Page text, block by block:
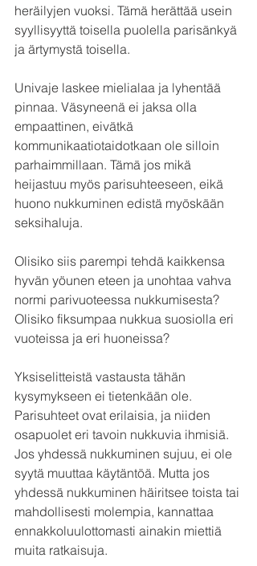
heräilyjen vuoksi. Tämä herättää usein
syyllisyyttä toisella puolella parisänkyä
ja ärtymystä toisella.
Univaje laskee mielialaa ja lyhentää
pinnaa. Väsyneenä ei jaksa olla
empaattinen, eivätkä
kommunikaatiotaidotkaan ole silloin
parhaimmillaan. Tämä jos mikä
heijastuu myös parisuhteeseen, eikä
huono nukkuminen edistä myöskään
seksihaluja.
Olisiko siis parempi tehdä kaikkensa
hyvän yöunen eteen ja unohtaa vahva
normi parivuoteessa nukkumisesta?
Olisiko fiksumpaa nukkua suosiolla eri
vuoteissa ja eri huoneissa?
Yksiselitteistä vastausta tähän
kysymykseen ei tietenkään ole.
Parisuhteet ovat erilaisia, ja niiden
osapuolet eri tavoin nukkuvia ihmisiä.
Jos yhdessä nukkuminen sujuu, ei ole
syytä muuttaa käytäntöä. Mutta jos
yhdessä nukkuminen häiritsee toista tai
mahdollisesti molempia, kannattaa
ennakkoluulottomasti ainakin miettiä
muita ratkaisuja.